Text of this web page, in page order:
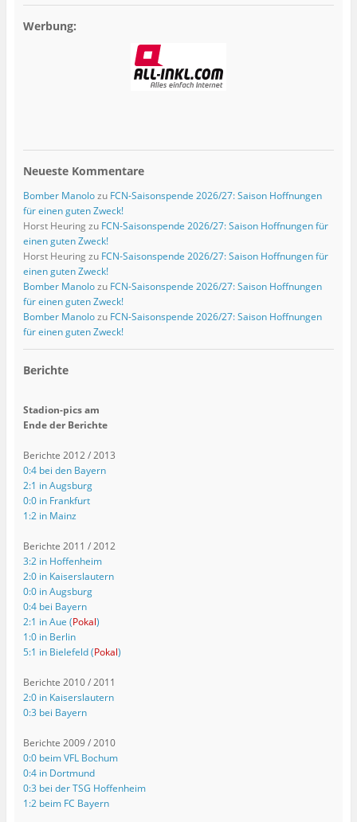
Werbung:
Neueste Kommentare
Bomber Manolozu FCN-Saisonspende 2026/27: Saison Hoffnungen
für einen guten Zweck!
Horst Heuring zu FCN-Saisonspende 2026/27: Saison Hoffnungen für
einen guten Zweck!
Horst Heuring zu FCN-Saisonspende 2026/27: Saison Hoffnungen für
einen guten Zweck!
Bomber Manolozu FCN-Saisonspende 2026/27: Saison Hoffnungen
für einen guten Zweck!
Bomber Manolozu FCN-Saisonspende 2026/27: Saison Hoffnungen
für einen guten Zweck!
Berichte
Stadion-pics am
Ende der Berichte
Berichte 2012 / 2013
0:4 bei den Bayern
2:1 in Augsburg
0:0 in Frankfurt
1:2 in Mainz
Berichte 2011 / 2012
3:2 in Hoffenheim
2:0 in Kaiserslautern
0:0 in Augsburg
0:4 bei Bayern
2:1 in Aue (Pokal)
1:0 in Berlin
5:1 in Bielefeld (Pokal)
Berichte 2010 / 2011
2:0 in Kaiserslautern
0:3 bei Bayern
Berichte 2009 / 2010
0:0 beim VFL Bochum
0:4 in Dortmund
0:3 bei der TSG Hoffenheim
1:2 beim FC Bayern